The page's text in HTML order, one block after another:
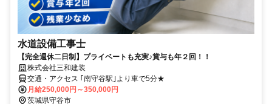
水道設備工事士
【完全週休二日制】プライベートも充実♪賞与も年２回！！
株式会社三和建装
交通・アクセス ｢南守谷駅｣より車で5分★
月給250,000円～350,000円
茨城県守谷市